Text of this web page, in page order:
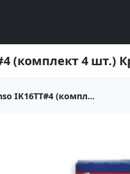
(комплект 4 шт.)
IK16TT#4 (компл...